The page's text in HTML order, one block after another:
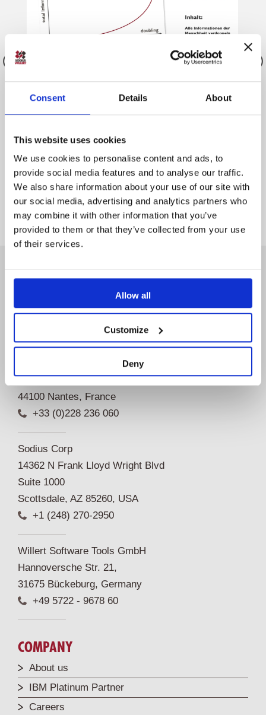
Consent Details About
This website uses cookies
We use cookies to personalise content and ads, to
provide social media features and to analyse our traffic.
We also share information about your use of our site with
our social media, advertising and analytics partners who
may combine it with other information that you’ve
provided to them or that they’ve collected from your use
of their services.
Allow all
Customize
Deny
ESE-Report 44
Linked Data. Schlüsseltechnologie zur
mehr lesen
34 Boulevard du Maréchal A. Juin
44100 Nantes, France
+33 (0)228 236 060
Sodius Corp
14362 N Frank Lloyd Wright Blvd
Suite 1000
Scottsdale, AZ 85260, USA
+1 (248) 270-2950
Willert Software Tools GmbH
Hannoversche Str. 21,
31675 Bückeburg, Germany
+49 5722 - 9678 60
COMPANY
About us
IBM Platinum Partner
Careers